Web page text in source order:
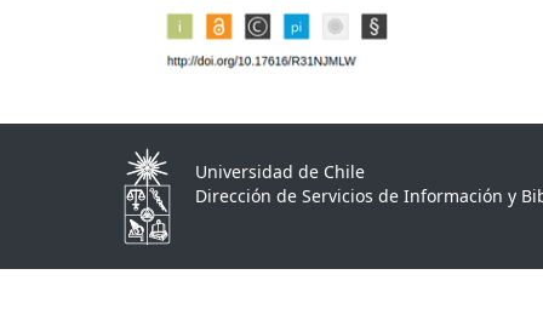
Universidad de Chile
Dirección de Servicios de Información y